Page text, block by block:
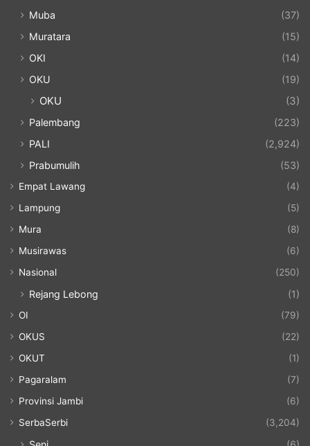
Muba
(37)
Muratara
(15)
OKI
(14)
OKU
(19)
OKU (3)
Palembang
(223)
PALI
(2,924)
Prabumulih
(53)
Empat Lawang
(4)
Lampung
(5)
Mura
(8)
Musirawas
(6)
Nasional
(250)
Rejang Lebong (1)
OI
(79)
OKUS
(22)
OKUT
(1)
Pagaralam
(7)
Provinsi Jambi
(6)
SerbaSerbi
(3,204)